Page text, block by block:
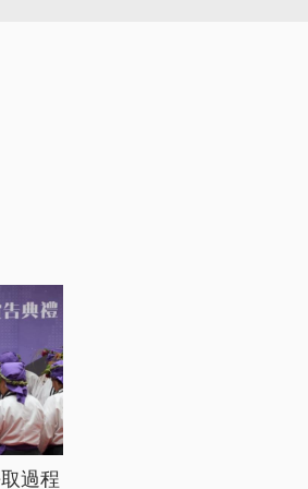
過程